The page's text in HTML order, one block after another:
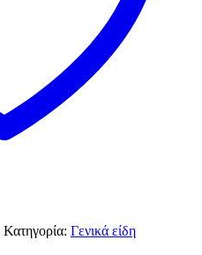
Κατηγορία: Γενικά είδη